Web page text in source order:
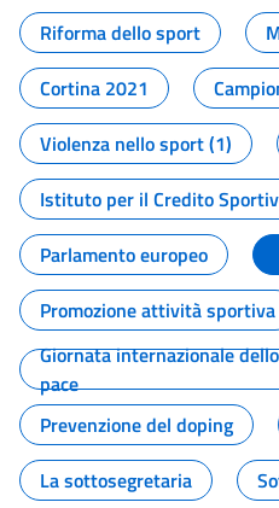
Riforma dello sport
Cortina 2021
Violenza nello sport (1)
Istituto per il Credito
Parlamento europeo
Promozione attività sportiva
Giornata internazionale
pace
Prevenzione del doping
La sottosegretaria